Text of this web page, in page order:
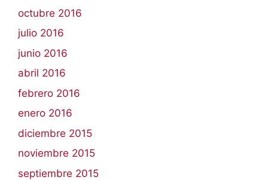
octubre 2016
julio 2016
junio 2016
abril 2016
febrero 2016
enero 2016
diciembre 2015
noviembre 2015
septiembre 2015